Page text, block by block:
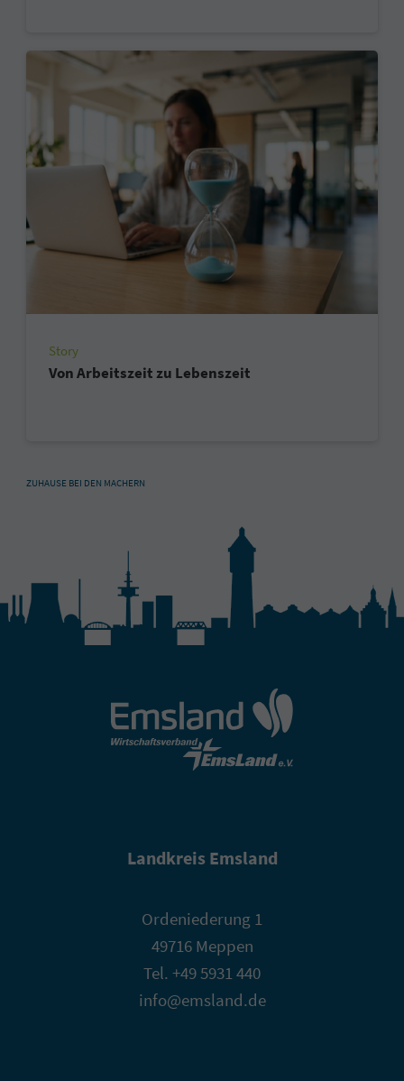
Story
Von Arbeitszeit zu Lebenszeit
ZUHAUSE BEI DEN MACHERN
Landkreis Emsland
Ordeniederung 1
49716 Meppen
Tel. +49 5931 440
info@emsland.de